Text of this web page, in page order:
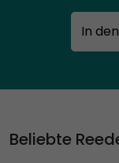
In
Beliebte